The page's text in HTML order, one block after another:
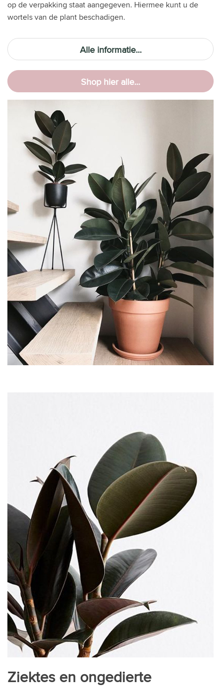
op de verpakking staat aangegeven. Hiermee kunt u de
wortels van de plant beschadigen.
Alle informatie...
Shop hier alle...
Ziektes en ongedierte